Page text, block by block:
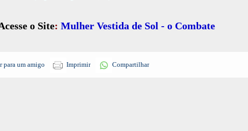
o Site: Mulher Vestida de Sol - o Combate
para um amigo Imprimir Compartilhar